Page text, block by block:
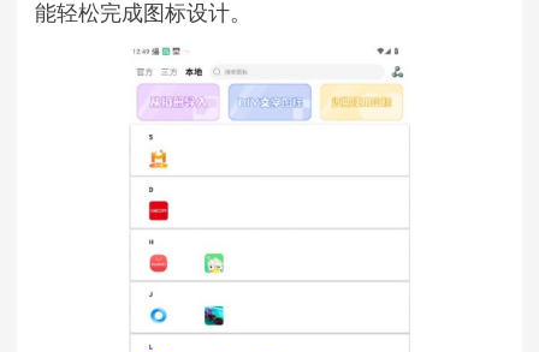
能轻松完成图标设计。